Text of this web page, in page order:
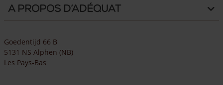
A propos d’Adéquat
Goedentijd 66 B
5131 NS Alphen (NB)
Les Pays-Bas